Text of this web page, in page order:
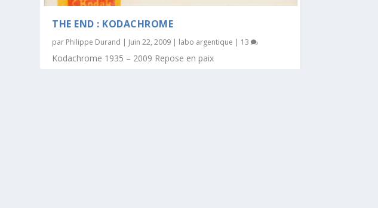
THE END : KODACHROME
par Philippe Durand | Juin 22, 2009 | labo argentique | 13
Kodachrome 1935 – 2009 Repose en paix